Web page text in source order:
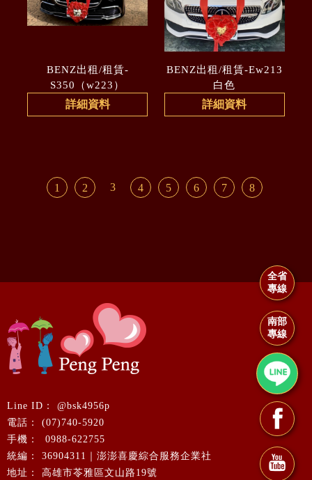
BENZ出租/租賃-
S350（w223）
詳細資料
BENZ出租/租賃-Ew213
白色
詳細資料
1 2 3 4 5 6 7 8
@bsk4956p
(07)740-5920
0988-622755
36904311｜澎澎喜慶綜合服務企業社
高雄市苓雅區文山路19號
全省
專線
南部
專線